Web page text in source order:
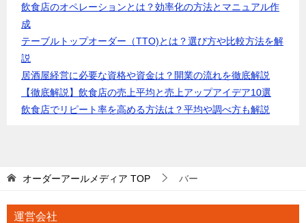
飲食店のオペレーションとは？効率化の方法とマニュアル作
成
テーブルトップオーダー（TTO)とは？選び方や比較方法を解
説
居酒屋経営に必要な資格や資金は？開業の流れを徹底解説
【徹底解説】飲食店の売上平均と売上アップアイデア10選
飲食店でリピート率を高める方法は？平均や調べ方も解説
オーダーアールメディア TOP バー
運営会社